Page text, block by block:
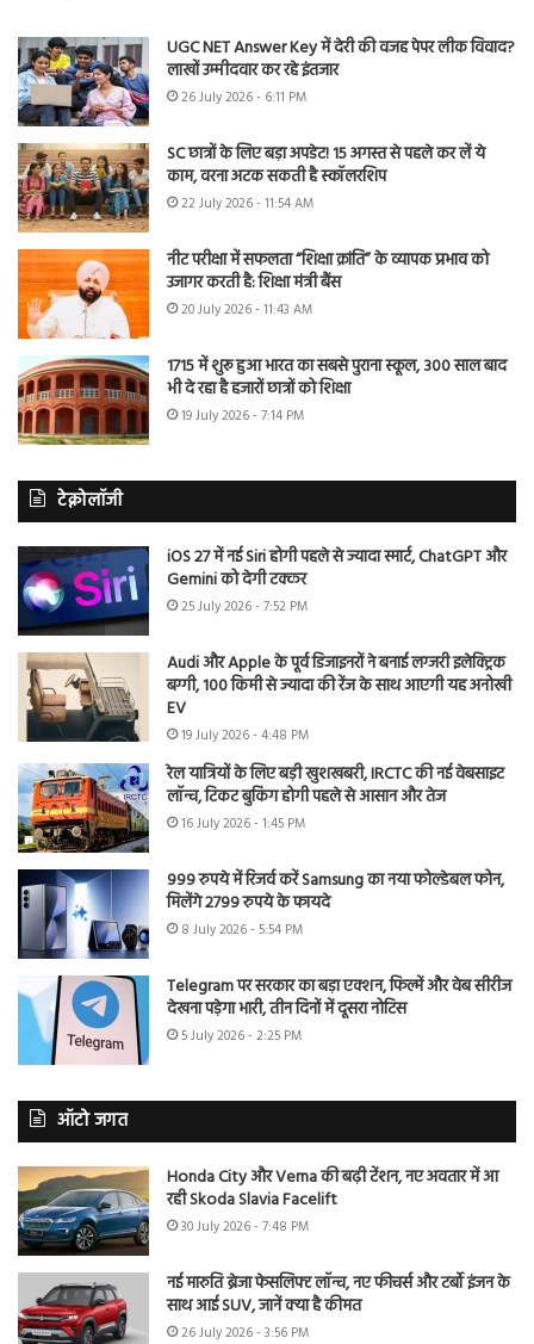
UGC NET Answer Key में देरी की वजह पेपर लीक विवाद?
लाखों उम्मीदवार कर रहे इंतजार
26 July 2026 - 6:11 PM
SC छात्रों के लिए बड़ा अपडेट! 15 अगस्त से पहले कर लें ये
काम, वरना अटक सकती है स्कॉलरशिप
22 July 2026 - 11:54 AM
नीट परीक्षा में सफलता “शिक्षा क्रांति” के व्यापक प्रभाव को
उजागर करती है: शिक्षा मंत्री बैंस
20 July 2026 - 11:43 AM
1715 में शुरू हुआ भारत का सबसे पुराना स्कूल, 300 साल बाद
भी दे रहा है हजारों छात्रों को शिक्षा
19 July 2026 - 7:14 PM
टेक्नोलॉजी
iOS 27 में नई Siri होगी पहले से ज्यादा स्मार्ट, ChatGPT और
Gemini को देगी टक्कर
25 July 2026 - 7:52 PM
Audi और Apple के पूर्व डिजाइनरों ने बनाई लग्जरी इलेक्ट्रिक
बग्गी, 100 किमी से ज्यादा की रेंज के साथ आएगी यह अनोखी
EV
19 July 2026 - 4:48 PM
रेल यात्रियों के लिए बड़ी खुशखबरी, IRCTC की नई वेबसाइट
लॉन्च, टिकट बुकिंग होगी पहले से आसान और तेज
16 July 2026 - 1:45 PM
999 रुपये में रिजर्व करें Samsung का नया फोल्डेबल फोन,
मिलेंगे 2799 रुपये के फायदे
8 July 2026 - 5:54 PM
Telegram पर सरकार का बड़ा एक्शन, फिल्में और वेब सीरीज
देखना पड़ेगा भारी, तीन दिनों में दूसरा नोटिस
5 July 2026 - 2:25 PM
ऑटो जगत
Honda City और Verna की बढ़ी टेंशन, नए अवतार में आ
रही Skoda Slavia Facelift
30 July 2026 - 7:48 PM
नई मारुति ब्रेजा फेसलिफ्ट लॉन्च, नए फीचर्स और टर्बो इंजन के
साथ आई SUV, जानें क्या है कीमत
26 July 2026 - 3:56 PM